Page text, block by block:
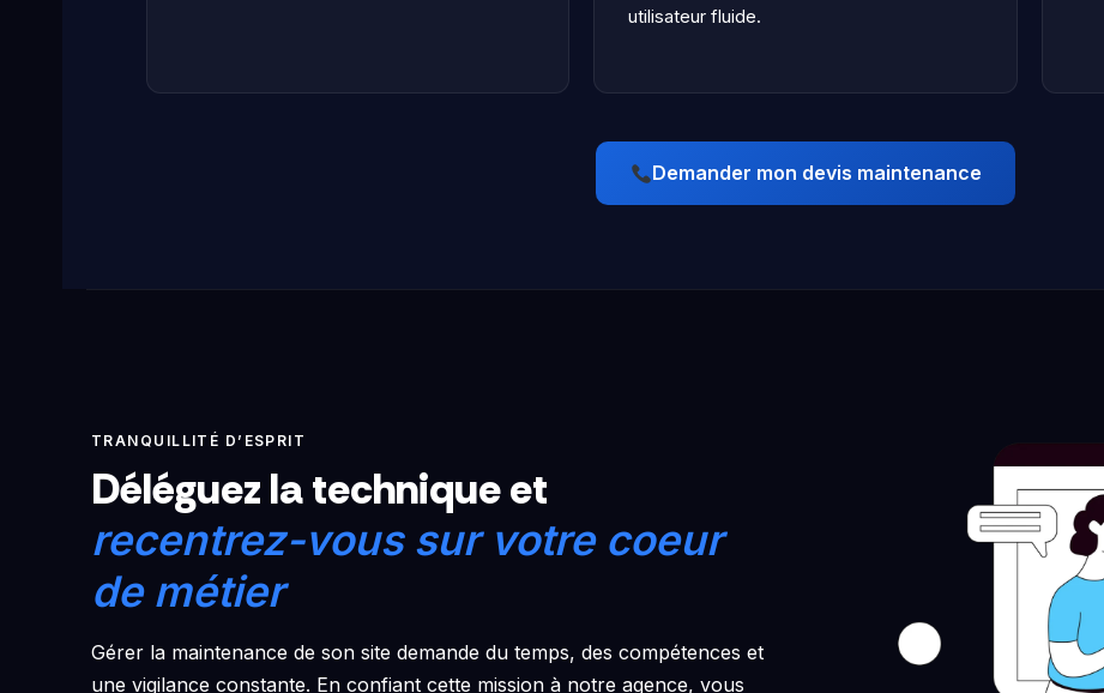
utilisateur fluide.
Demander mon devis maintenance
TRANQUILLITÉ D’ESPRIT
Déléguez la technique et
recentrez-vous sur votre coeur
de métier
Gérer la maintenance de son site demande du temps, des compétences et
une vigilance constante. En confiant cette mission à notre agence, vous